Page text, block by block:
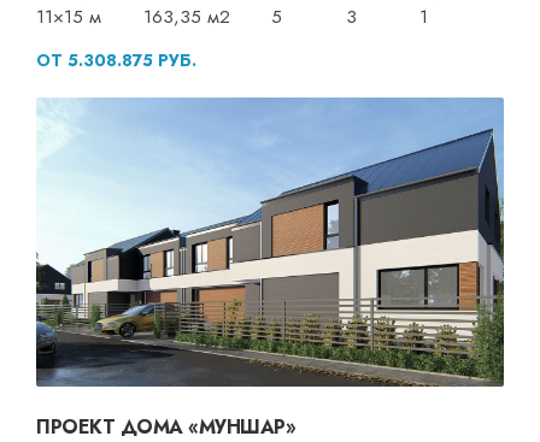
11×15 м
163,35 м2
5
3
1
ОТ 5.308.875 РУБ.
ПРОЕКТ ДОМА «МУНШАР»